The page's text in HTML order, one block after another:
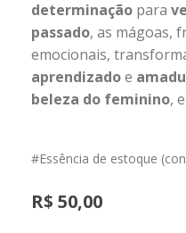
determinação para
passado, as mágoas,
emocionais,
aprendizadoe
beleza do feminino, e
#Essência de estoque
R$ 50,00